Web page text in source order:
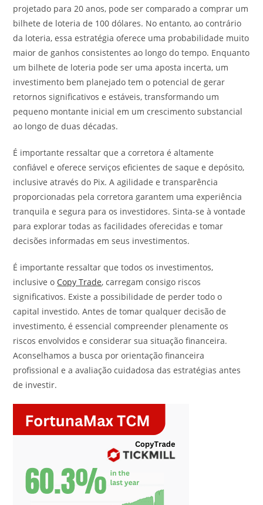
projetado para 20 anos, pode ser comparado a comprar um
bilhete de loteria de 100 dólares. No entanto, ao contrário
da loteria, essa estratégia oferece uma probabilidade muito
maior de ganhos consistentes ao longo do tempo. Enquanto
um bilhete de loteria pode ser uma aposta incerta, um
investimento bem planejado tem o potencial de gerar
retornos significativos e estáveis, transformando um
pequeno montante inicial em um crescimento substancial
ao longo de duas décadas.
É importante ressaltar que a corretora é altamente
confiável e oferece serviços eficientes de saque e depósito,
inclusive através do Pix. A agilidade e transparência
proporcionadas pela corretora garantem uma experiência
tranquila e segura para os investidores. Sinta-se à vontade
para explorar todas as facilidades oferecidas e tomar
decisões informadas em seus investimentos.
É importante ressaltar que todos os investimentos,
inclusive o Copy Trade, carregam consigo riscos
significativos. Existe a possibilidade de perder todo o
capital investido. Antes de tomar qualquer decisão de
investimento, é essencial compreender plenamente os
riscos envolvidos e considerar sua situação financeira.
Aconselhamos a busca por orientação financeira
profissional e a avaliação cuidadosa das estratégias antes
de investir.